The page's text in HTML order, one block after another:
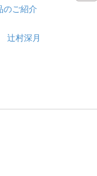
のご紹介
辻村深月